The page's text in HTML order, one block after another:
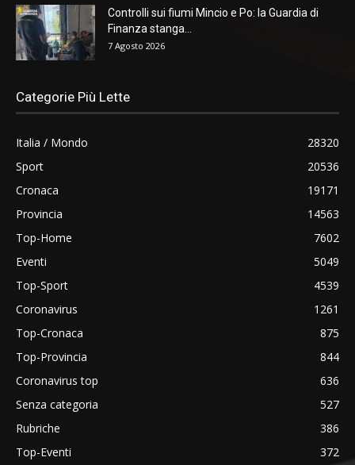
Controlli sui fiumi Mincio e Po: la Guardia di
Finanza stanga...
7 Agosto 2026
Categorie Più Lette
Italia / Mondo
28320
Sport
20536
Cronaca
19171
Provincia
14563
Top-Home
7602
Eventi
5049
Top-Sport
4539
Coronavirus
1261
Top-Cronaca
875
Top-Provincia
844
Coronavirus top
636
Senza categoria
527
Rubriche
386
Top-Eventi
372